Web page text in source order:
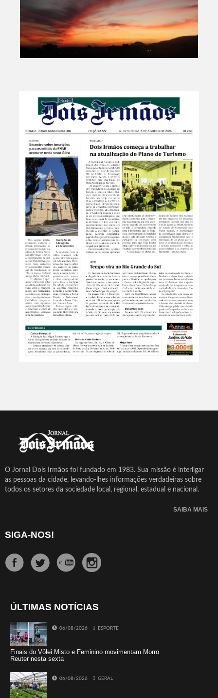
O Jornal Dois Irmãos foi fundado em 1983. Sua missão é interligar
as pessoas da cidade, levando-lhes informações verdadeiras sobre
todos os setores da sociedade local, regional, estadual e nacional.
SAIBA MAIS
SIGA-NOS!
ÚLTIMAS NOTÍCIAS
06/08/2026 ESPORTE
Finais do Vôlei Misto e Feminino movimentam Morro
Reuter nesta sexta
06/08/2026 GERAL